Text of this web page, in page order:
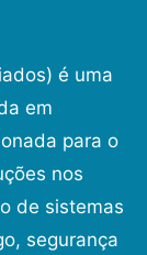
é uma
em
para o
nos
de sistemas
segurança